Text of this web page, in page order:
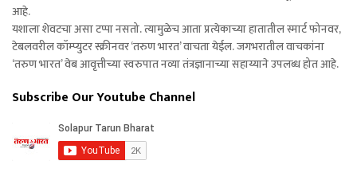
आहे.
यशाला शेवटचा असा टप्पा नसतो. त्यामुळेच आता प्रत्येकाच्या हातातील स्मार्ट फोनवर,
टेबलवरील कॉम्प्युटर स्क्रीनवर ‘तरुण भारत’ वाचता येईल. जगभरातील वाचकांना
‘तरुण भारत’ वेब आवृत्तीच्या स्वरुपात नव्या तंत्रज्ञानाच्या सहाय्याने उपलब्ध होत आहे.
Subscribe Our Youtube Channel